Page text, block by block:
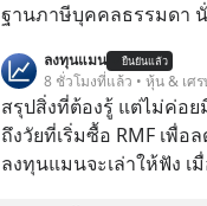
ฐานภาษีบุคคลธรรมดา
ลงทุนแมน ยืนยันแล้ว
8 ชั่วโมงที่แล้ว • หุ้น & เศ
สรุปสิ่งที่ต้องรู้ แต่ไม่ค่อย
ถึงวัยที่เริ่มซื้อ RMF เพื่อ
ลงทุนแมนจะเล่าให้ฟัง เ